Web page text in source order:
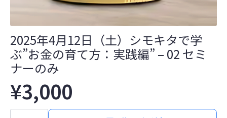
2025年4月12日（土）シモキタで学
ぶ”お金の育て方：実践編” – 02 セミ
ナーのみ
¥3,000
2025